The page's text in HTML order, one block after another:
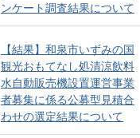
ンケート調査結果について
【結果】和泉市いずみの国
観光おもてなし処清涼飲料
水自動販売機設置運営事業
者募集に係る公募型見積合
わせの選定結果について